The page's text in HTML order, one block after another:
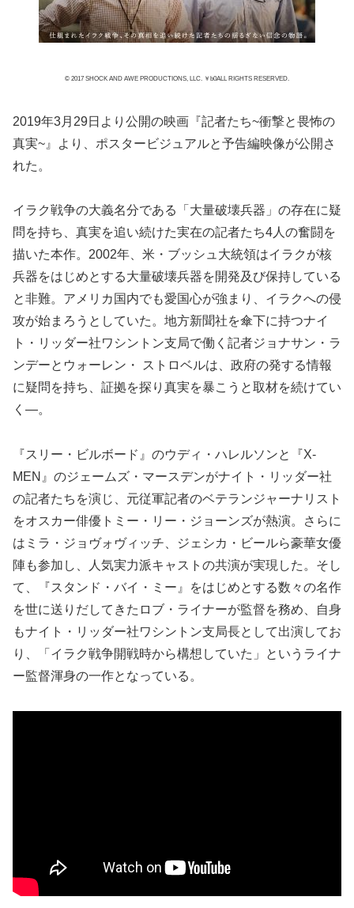
© 2017 SHOCK AND AWE PRODUCTIONS, LLC. ￥b0ALL RIGHTS RESERVED.
2019年3月29日より公開の映画『記者たち~衝撃と畏怖の
真実~』より、ポスタービジュアルと予告編映像が公開さ
れた。
イラク戦争の大義名分である「大量破壊兵器」の存在に疑
問を持ち、真実を追い続けた実在の記者たち4人の奮闘を
描いた本作。2002年、米・ブッシュ大統領はイラクが核
兵器をはじめとする大量破壊兵器を開発及び保持している
と非難。アメリカ国内でも愛国心が強まり、イラクへの侵
攻が始まろうとしていた。地方新聞社を傘下に持つナイ
ト・リッダー社ワシントン支局で働く記者ジョナサン・ラ
ンデーとウォーレン・ ストロベルは、政府の発する情報
に疑問を持ち、証拠を探り真実を暴こうと取材を続けてい
く―。
『スリー・ビルボード』のウディ・ハレルソンと『X-
MEN』のジェームズ・マースデンがナイト・リッダー社
の記者たちを演じ、元従軍記者のベテランジャーナリスト
をオスカー俳優トミー・リー・ジョーンズが熱演。さらに
はミラ・ジョヴォヴィッチ、ジェシカ・ビールら豪華女優
陣も参加し、人気実力派キャストの共演が実現した。そし
て、『スタンド・バイ・ミー』をはじめとする数々の名作
を世に送りだしてきたロブ・ライナーが監督を務め、自身
もナイト・リッダー社ワシントン支局長として出演してお
り、「イラク戦争開戦時から構想していた」というライナ
ー監督渾身の一作となっている。